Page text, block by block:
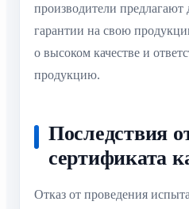
производители предлагают
гарантии на свою
о высоком качестве и
продукцию.
Последствия
сертификата
Отказ от проведения